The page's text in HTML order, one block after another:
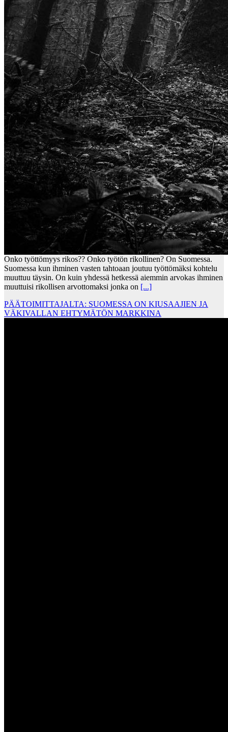
Onko työttömyys rikos?? Onko työtön rikollinen? On Suomessa.
Suomessa kun ihminen vasten tahtoaan joutuu työttömäksi kohtelu
muuttuu täysin. On kuin yhdessä hetkessä aiemmin arvokas ihminen
muuttuisi rikollisen arvottomaksi jonka on [...]
PÄÄTOIMITTAJALTA: SUOMESSA ON KIUSAAJIEN JA
VÄKIVALLAN EHTYMÄTÖN MARKKINA